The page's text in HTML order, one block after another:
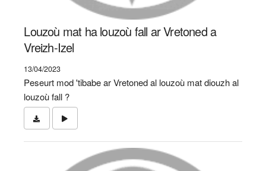
Louzoù mat ha louzoù fall ar Vretoned a
Vreizh-Izel
13/04/2023
Peseurt mod 'tibabe ar Vretoned al louzoù mat diouzh al
louzoù fall ?